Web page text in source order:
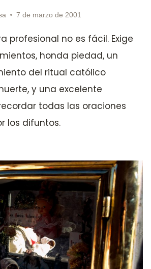
7 de marzo de 2001
profesional no es fácil. Exige
honda piedad, un
del ritual católico
y una excelente
todas las oraciones
los difuntos.